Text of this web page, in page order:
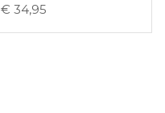
€ 34,95